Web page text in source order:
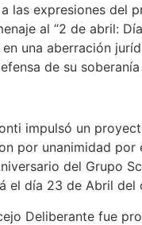
las expresiones del
al “2 de abril:
una aberración
de su soberanía
impulsó un
por unanimidad por
del Grupo
el día 23 de Abril del
Deliberante fue